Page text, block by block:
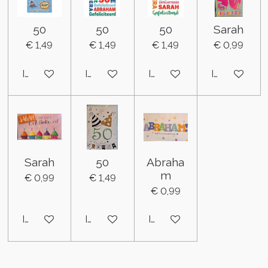
50
€ 1,49
In winkelwagen
50
€ 1,49
In winkelwagen
50
€ 1,49
In winkelwagen
Sarah
€ 0,99
In
Sarah
€ 0,99
In winkelwagen
50
€ 1,49
In winkelwagen
Abraha
m
€ 0,99
In winkelwagen